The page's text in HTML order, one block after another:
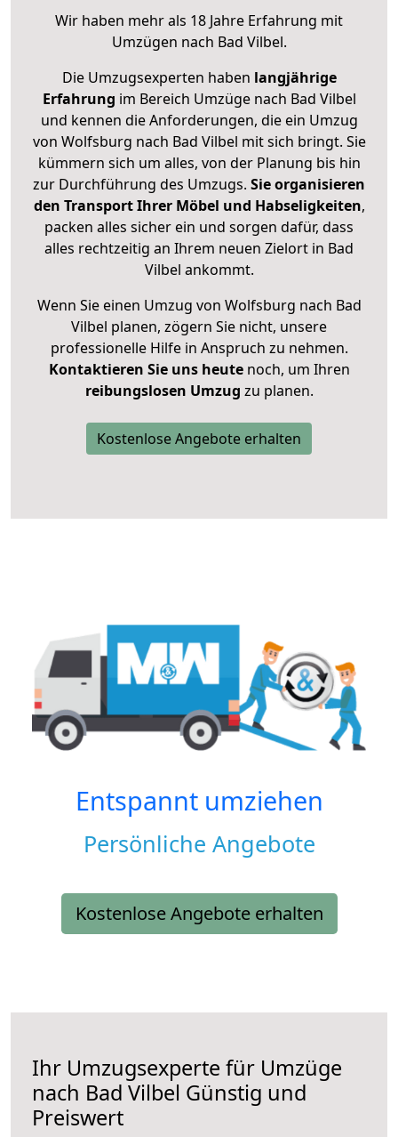
Wir haben mehr als 18 Jahre Erfahrung mit
Umzügen nach Bad Vilbel.
Die Umzugsexperten haben langjährige
Erfahrung im Bereich Umzüge nach Bad Vilbel
und kennen die Anforderungen, die ein Umzug
von Wolfsburg nach Bad Vilbel mit sich bringt. Sie
kümmern sich um alles, von der Planung bis hin
zur Durchführung des Umzugs. Sie organisieren
den Transport Ihrer Möbel und Habseligkeiten,
packen alles sicher ein und sorgen dafür, dass
alles rechtzeitig an Ihrem neuen Zielort in Bad
Vilbel ankommt.
Wenn Sie einen Umzug von Wolfsburg nach Bad
Vilbel planen, zögern Sie nicht, unsere
professionelle Hilfe in Anspruch zu nehmen.
Kontaktieren Sie uns heutenoch, um Ihren
reibungslosen Umzug zu planen.
Kostenlose Angebote erhalten
Entspannt umziehen
Persönliche Angebote
Kostenlose Angebote erhalten
Ihr Umzugsexperte für Umzüge
nach Bad Vilbel Günstig und
Preiswert